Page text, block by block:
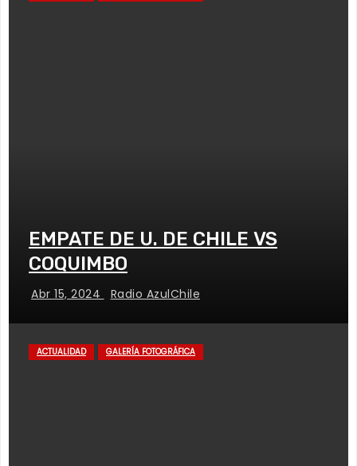
EMPATE DE U. DE CHILE VS
COQUIMBO
Abr 15, 2024 Radio AzulChile
ACTUALIDAD GALERÍA FOTOGRÁFICA